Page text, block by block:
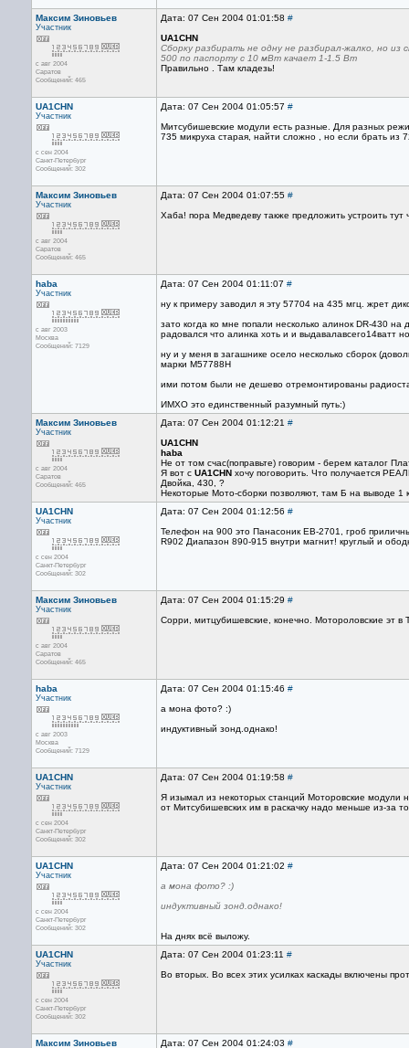
Максим Зиновьев
Участник
с авг 2004
Саратов
Сообщений: 465
Дата: 07 Сен 2004 01:01:58 #
UA1CHN
Сборку разбирать не одну не разбирал-жалко, но
500 по паспорту с 10 мВт качает 1-1.5 Вт
Правильно . Там кладезь!
UA1CHN
Участник
с сен 2004
Санкт-Петербург
Сообщений: 302
Дата: 07 Сен 2004 01:05:57 #
Митсубишевские модули есть разные. Для разных
735 микруха старая, найти сложно , но если брать
Максим Зиновьев
Участник
с авг 2004
Саратов
Сообщений: 465
Дата: 07 Сен 2004 01:07:55 #
Хаба! пора Медведеву также предложить устроить
haba
Участник
с авг 2003
Москва
Сообщений: 7129
Дата: 07 Сен 2004 01:11:07 #
ну к примеру заводил я эту 57704 на 435 мгц. жрет
зато когда ко мне попали несколько алинок DR-430
радовался что алинка хоть и и выдавалавсего14ватт
ну и у меня в загашнике осело несколько сборок
марки М57788Н
ими потом были не дешево отремонтированы
ИМХО это единственный разумный путь:)
Максим Зиновьев
Участник
с авг 2004
Саратов
Сообщений: 465
Дата: 07 Сен 2004 01:12:21 #
UA1CHN
haba
Не от том счас(поправьте) говорим - берем каталог
Я вот с UA1CHN хочу поговорить. Что получается
Двойка, 430, ?
Некоторые Мото-сборки позволяют, там Б на выводе 1
UA1CHN
Участник
с сен 2004
Санкт-Петербург
Сообщений: 302
Дата: 07 Сен 2004 01:12:56 #
Телефон на 900 это Панасоник ЕВ-2701, гроб
R902 Диапазон 890-915 внутри магнит! круглый и
Максим Зиновьев
Участник
с авг 2004
Саратов
Сообщений: 465
Дата: 07 Сен 2004 01:15:29 #
Сорри, митцубишевские, конечно. Мотороловские эт
haba
Участник
с авг 2003
Москва
Сообщений: 7129
Дата: 07 Сен 2004 01:15:46 #
а мона фото? :)
индуктивный зонд.однако!
UA1CHN
Участник
с сен 2004
Санкт-Петербург
Сообщений: 302
Дата: 07 Сен 2004 01:19:58 #
Я изымал из некоторых станций Моторовские модули
от Митсубишевских им в раскачку надо меньше из-за
UA1CHN
Участник
с сен 2004
Санкт-Петербург
Сообщений: 302
Дата: 07 Сен 2004 01:21:02 #
а мона фото? :)
индуктивный зонд.однако!
На днях всё выложу.
UA1CHN
Участник
с сен 2004
Санкт-Петербург
Сообщений: 302
Дата: 07 Сен 2004 01:23:11 #
Во вторых. Во всех этих усилках каскады включены
Максим Зиновьев Дата: 07 Сен 2004 01:24:03 #